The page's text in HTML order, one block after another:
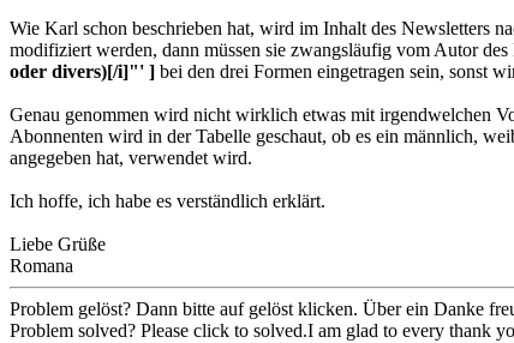
Wie Karl schon beschrieben hat, wird im Inhalt des Newsletters
modifiziert werden, dann müssen sie zwangsläufig vom Autor des
oder divers)[/i]"' ] bei den drei Formen eingetragen sein, sonst
Genau genommen wird nicht wirklich etwas mit irgendwelchen
Abonnenten wird in der Tabelle geschaut, ob es ein männlich,
angegeben hat, verwendet wird.
Ich hoffe, ich habe es verständlich erklärt.
Liebe Grüße
Romana
Problem gelöst? Dann bitte auf gelöst klicken. Über ein Danke
Problem solved? Please click to solved.I am glad to every thank